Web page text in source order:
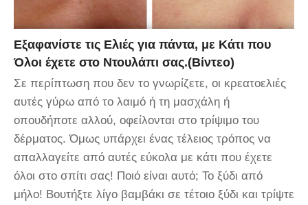
Εξαφανίστε τις Ελιές για πάντα, με Κάτι που
Όλοι έχετε στο Ντουλάπι σας.(Βίντεο)
Σε περίπτωση που δεν το γνωρίζετε, οι κρεατοελιές
αυτές γύρω από το λαιμό ή τη μασχάλη ή
οπουδήποτε αλλού, οφείλονται στο τρίψιμο του
δέρματος. Όμως υπάρχει ένας τέλειος τρόπος να
απαλλαγείτε από αυτές εύκολα με κάτι που έχετε
όλοι στο σπίτι σας! Ποιό είναι αυτό; Το ξύδι από
μήλο! Βουτήξτε λίγο βαμβάκι σε τέτοιο ξύδι και τρίψτε